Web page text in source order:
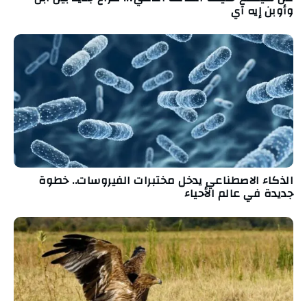
وأوبن إيه آي
الذكاء الاصطناعي يدخل مختبرات الفيروسات.. خطوة
جديدة في عالم الأحياء